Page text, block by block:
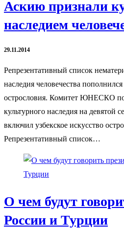
Аскию признали
наследием
29.11.2014
Репрезентативный список
наследия человечества
острословия. Комитет ЮНЕСКО по
культурного наследия на девятой
включил узбекское искусство
Репрезентативный список…
О чем будут
России и Турции